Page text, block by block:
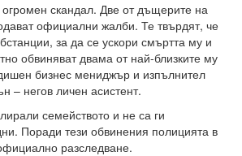
скандал. Две от дъщерите на
официални жалби. Те твърдят, че
за да се ускори смъртта му и
обвиняват двама от най-близките му
бизнес мениджър и изпълнител
– негов личен асистент.
семейството и не са ги
Поради тези обвинения полицията в
разследване.